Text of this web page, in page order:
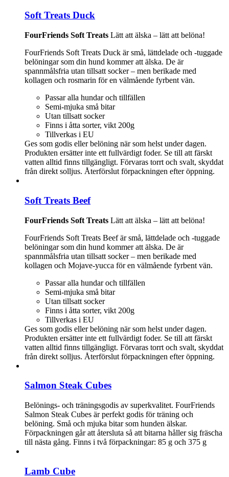
Soft Treats Duck
FourFriends Soft Treats Lätt att älska – lätt att belöna!
FourFriends Soft Treats Duck är små, lättdelade och -tuggade
belöningar som din hund kommer att älska. De är
spannmålsfria utan tillsatt socker – men berikade med
kollagen och rosmarin för en välmående fyrbent vän.
Passar alla hundar och tillfällen
Semi-mjuka små bitar
Utan tillsatt socker
Finns i åtta sorter, vikt 200g
Tillverkas i EU
Ges som godis eller belöning när som helst under dagen.
Produkten ersätter inte ett fullvärdigt foder. Se till att färskt
vatten alltid finns tillgängligt. Förvaras torrt och svalt, skyddat
från direkt solljus. Återförslut förpackningen efter öppning.
Soft Treats Beef
FourFriends Soft Treats Lätt att älska – lätt att belöna!
FourFriends Soft Treats Beef är små, lättdelade och -tuggade
belöningar som din hund kommer att älska. De är
spannmålsfria utan tillsatt socker – men berikade med
kollagen och Mojave-yucca för en välmående fyrbent vän.
Passar alla hundar och tillfällen
Semi-mjuka små bitar
Utan tillsatt socker
Finns i åtta sorter, vikt 200g
Tillverkas i EU
Ges som godis eller belöning när som helst under dagen.
Produkten ersätter inte ett fullvärdigt foder. Se till att färskt
vatten alltid finns tillgängligt. Förvaras torrt och svalt, skyddat
från direkt solljus. Återförslut förpackningen efter öppning.
Salmon Steak Cubes
Belönings- och träningsgodis av superkvalitet. FourFriends
Salmon Steak Cubes är perfekt godis för träning och
belöning. Små och mjuka bitar som hunden älskar.
Förpackningen går att återsluta så att bitarna håller sig fräscha
till nästa gång. Finns i två förpackningar: 85 g och 375 g
Lamb Cube